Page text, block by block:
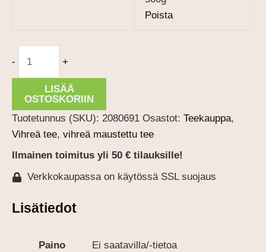
Poista
-
määrä
+
LISÄÄ
OSTOSKORIIN
Tuotetunnus (SKU): 2080691 Osastot: Teekauppa,
Vihreä tee, vihreä maustettu tee
Ilmainen toimitus yli 50 € tilauksille!
Verkkokaupassa on käytössä SSL suojaus
Lisätiedot
Paino Ei saatavilla/-tietoa